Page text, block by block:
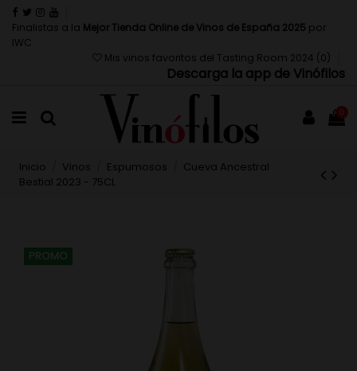
Finalistas a la Mejor Tienda Online de Vinos de España 2025 por
IWC
Mis vinos favoritos del Tasting Room 2024 (0 )
Descarga la app de Vinófilos
0
Inicio Vinos Espumosos
Cueva Ancestral
Bestial 2023 - 75CL
PROMO